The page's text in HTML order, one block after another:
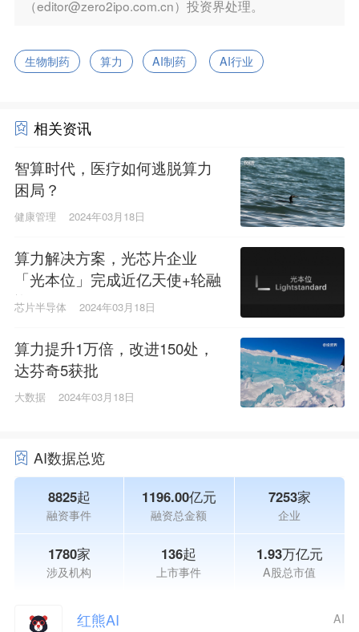
（editor@zero2ipo.com.cn）投资界处理。
生物制药 算力 AI制药 AI行业
相关资讯
智算时代，医疗如何逃脱算力
困局？
健康管理 2024年03月18日
算力解决方案，光芯片企业
「光本位」完成近亿天使+轮融
资
芯片半导体 2024年03月18日
算力提升1万倍，改进150处，
达芬奇5获批
大数据 2024年03月18日
AI数据总览
8825起
融资事件
1196.00亿元
融资总金额
7253家
企业
1780家
涉及机构
136起
上市事件
1.93万亿元
A股总市值
红熊AI AI